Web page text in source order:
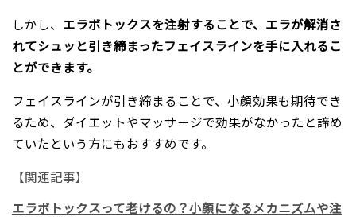
しかし、 エラボトックスを注射することで、エラが解消さ
れてシュッと引き締まったフェイスラインを手に入れるこ
とができます。
フェイスラインが引き締まることで、小顔効果も期待でき
るため、ダイエットやマッサージで効果がなかったと諦め
ていたという方にもおすすめです。
【関連記事】
エラボトックスって老けるの？小顔になるメカニズムや注